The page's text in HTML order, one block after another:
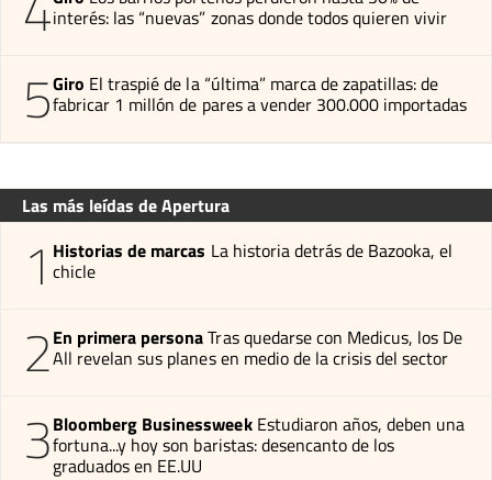
interés: las “nuevas” zonas donde todos quieren vivir
5Giro El traspié de la “última” marca de zapatillas: de
fabricar 1 millón de pares a vender 300.000 importadas
Las más leídas de Apertura
1 Historias de marcas La historia detrás de Bazooka, el
chicle
2En primera personaTras quedarse con Medicus, los De
All revelan sus planes en medio de la crisis del sector
3Bloomberg Businessweek Estudiaron años, deben una
fortuna...y hoy son baristas: desencanto de los
graduados en EE.UU